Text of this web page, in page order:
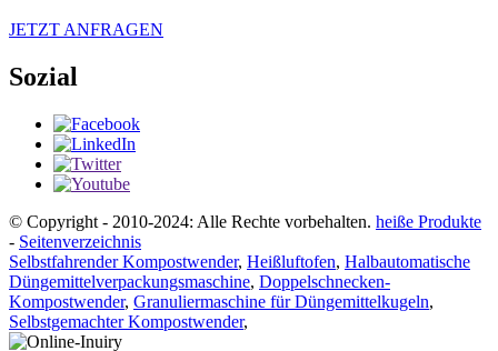
JETZT ANFRAGEN
Sozial
© Copyright - 2010-2024: Alle Rechte vorbehalten. heiße Produkte
- Seitenverzeichnis
Selbstfahrender Kompostwender, Heißluftofen, Halbautomatische
Düngemittelverpackungsmaschine, Doppelschnecken-
Kompostwender, Granuliermaschine für Düngemittelkugeln,
Selbstgemachter Kompostwender,